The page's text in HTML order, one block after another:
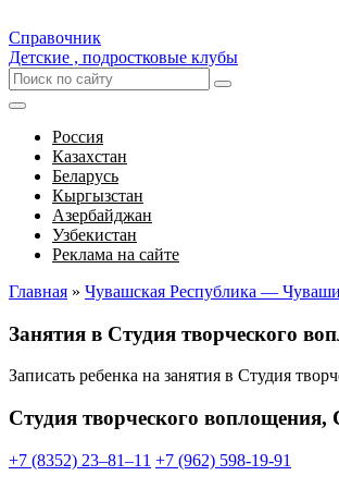
Справочник
Детские , подростковые клубы
Россия
Казахстан
Беларусь
Кыргызстан
Азербайджан
Узбекистан
Реклама на сайте
Главная » Чувашская Республика —
Занятия в Студия творческого
Записать ребенка на занятия в Студия
Студия творческого
+7 (8352) 23‒81‒11 +7 (962) 598-19-91